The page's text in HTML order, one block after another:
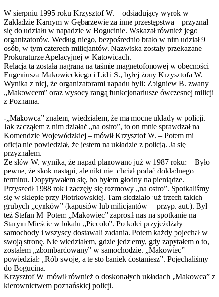
W sierpniu 1995 roku Krzysztof W. – odsiadujący wyrok w
Zakładzie Karnym w Gębarzewie za inne przestępstwa – przyznał
się do udziału w napadzie w Bogucinie. Wskazał również jego
organizatorów. Według niego, bezpośrednio brało w nim udział 9
osób, w tym czterech milicjantów. Nazwiska zostały przekazane
Prokuraturze Apelacyjnej w Katowicach.
Relacja ta została nagrana na taśmie magnetofonowej w obecności
Eugeniusza Makowieckiego i Lidii S., byłej żony Krzysztofa W.
Wynika z niej, że organizatorami napadu byli: Zbigniew B. zwany
„Makowcem” oraz wysocy rangą funkcjonariusze ówczesnej milicji
z Poznania.
-„Makowca” znałem, wiedziałem, że ma mocne układy w policji.
Jak zacząłem z nim działać „na ostro”, to on mnie sprawdzał na
Komendzie Wojewódzkiej – mówił Krzysztof W. – Potem mi
oficjalnie powiedział, że jestem na układzie z policją. Ja się
przyznałem.
Ze słów W. wynika, że napad planowano już w 1987 roku: – Było
pewne, że skok nastąpi, ale nikt nie chciał podać dokładnego
terminu. Dopytywałem się, bo byłem głodny na pieniądze.
Przyszedł 1988 rok i zaczęły się rozmowy „na ostro”. Spotkaliśmy
się w sklepie przy Piotrkowskiej. Tam siedziało już trzech takich
grubych „cynków” (kapusiów lub milicjantów – przyp. aut.). Był
też Stefan M. Potem „Makowiec” zaprosił nas na spotkanie na
Starym Mieście w lokalu „Piccolo”. Po kolei przyjeżdżały
samochody i wszyscy dostawali zadania. Potem każdy pojechał w
swoją stronę. Nie wiedziałem, gdzie jedziemy, gdy zapytałem o to,
zostałem „zbombardowany” w samochodzie. „Makowiec”
powiedział: „Rób swoje, a te sto baniek dostaniesz”. Pojechaliśmy
do Bogucina.
Krzysztof W. mówił również o doskonałych układach „Makowca” z
kierownictwem poznańskiej policji.